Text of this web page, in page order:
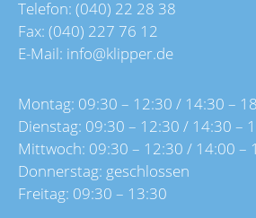
Telefon: (040) 22 28 38
Fax: (040) 227 76 12
E-Mail: info@klipper.de
Montag: 09:30 – 12:30 / 14:30 –
Dienstag: 09:30 – 12:30 / 14:30 –
Mittwoch: 09:30 – 12:30 / 14:00 –
Donnerstag: geschlossen
Freitag: 09:30 – 13:30